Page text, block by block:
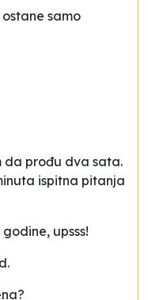
samo
da prođu dva sata.
ispitna pitanja
upsss!